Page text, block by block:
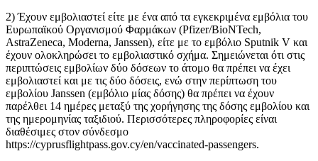
2) Έχουν εμβολιαστεί είτε με ένα από τα εγκεκριμένα εμβόλια του
Ευρωπαϊκού Οργανισμού Φαρμάκων (Pfizer/BioNTech,
AstraZeneca, Moderna, Janssen), είτε με το εμβόλιο Sputnik V και
έχουν ολοκληρώσει το εμβολιαστικό σχήμα. Σημειώνεται ότι στις
περιπτώσεις εμβολίων δύο δόσεων το άτομο θα πρέπει να έχει
εμβολιαστεί και με τις δύο δόσεις, ενώ στην περίπτωση του
εμβολίου Janssen (εμβόλιο μίας δόσης) θα πρέπει να έχουν
παρέλθει 14 ημέρες μεταξύ της χορήγησης της δόσης εμβολίου και
της ημερομηνίας ταξιδιού. Περισσότερες πληροφορίες είναι
διαθέσιμες στον σύνδεσμο
https://cyprusflightpass.gov.cy/en/vaccinated-passengers.